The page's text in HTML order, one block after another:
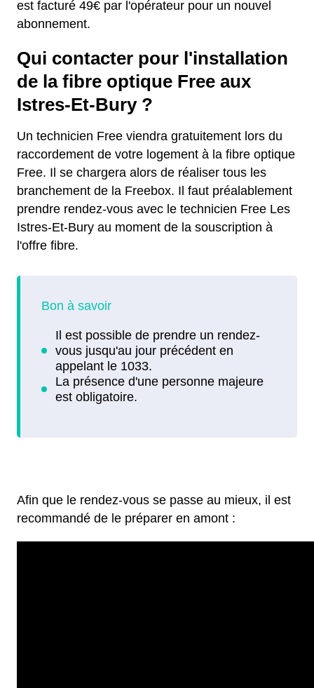
est facturé 49€ par l'opérateur pour un nouvel
abonnement.
Qui contacter pour l'installation
de la fibre optique Free aux
Istres-Et-Bury ?
Un technicien Free viendra gratuitement lors du
raccordement de votre logement à la fibre optique
Free. Il se chargera alors de réaliser tous les
branchement de la Freebox. Il faut préalablement
prendre rendez-vous avec le technicien Free Les
Istres-Et-Bury au moment de la souscription à
l'offre fibre.
Afin que le rendez-vous se passe au mieux, il est
recommandé de le préparer en amont :